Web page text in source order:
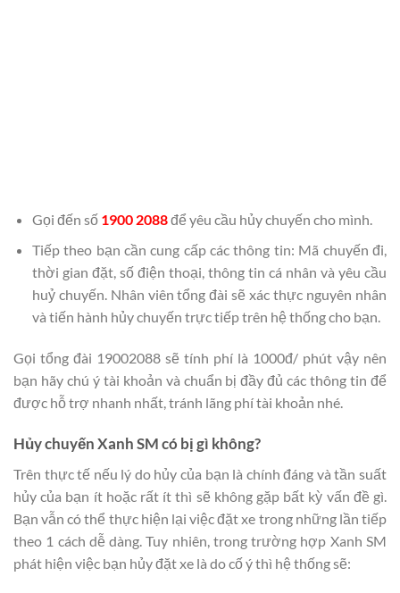
Gọi đến số 1900 2088để yêu cầu hủy chuyến cho mình.
Tiếp theo bạn cần cung cấp các thông tin: Mã chuyến đi,
thời gian đặt, số điện thoại, thông tin cá nhân và yêu cầu
huỷ chuyến. Nhân viên tổng đài sẽ xác thực nguyên nhân
và tiến hành hủy chuyến trực tiếp trên hệ thống cho bạn.
Gọi tổng đài 19002088 sẽ tính phí là 1000đ/ phút vậy nên
bạn hãy chú ý tài khoản và chuẩn bị đầy đủ các thông tin để
được hỗ trợ nhanh nhất, tránh lãng phí tài khoản nhé.
Hủy chuyến Xanh SM có bị gì không?
Trên thực tế nếu lý do hủy của bạn là chính đáng và tần suất
hủy của bạn ít hoặc rất ít thì sẽ không gặp bất kỳ vấn đề gì.
Bạn vẫn có thể thực hiện lại việc đặt xe trong những lần tiếp
theo 1 cách dễ dàng. Tuy nhiên, trong trường hợp Xanh SM
phát hiện việc bạn hủy đặt xe là do cố ý thì hệ thống sẽ: